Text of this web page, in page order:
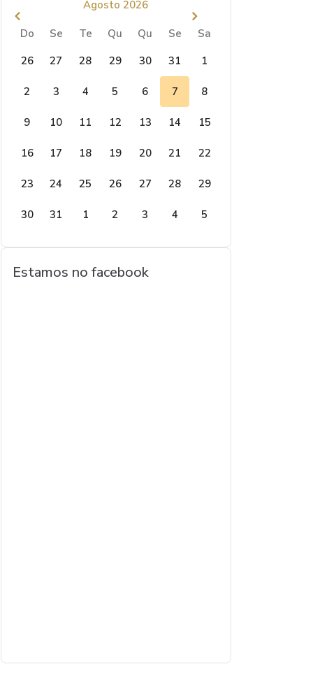
Agosto 2026
Do Se Te Qu Qu Se
Sa
26
27 28 29 30 31 1
2 3 4 5 6 7 8
9 10 11 12 13 14 15
16 17 18 19 20 21 22
23 24 25 26 27 28 29
30 31 1 2 3 4 5
Estamos no facebook